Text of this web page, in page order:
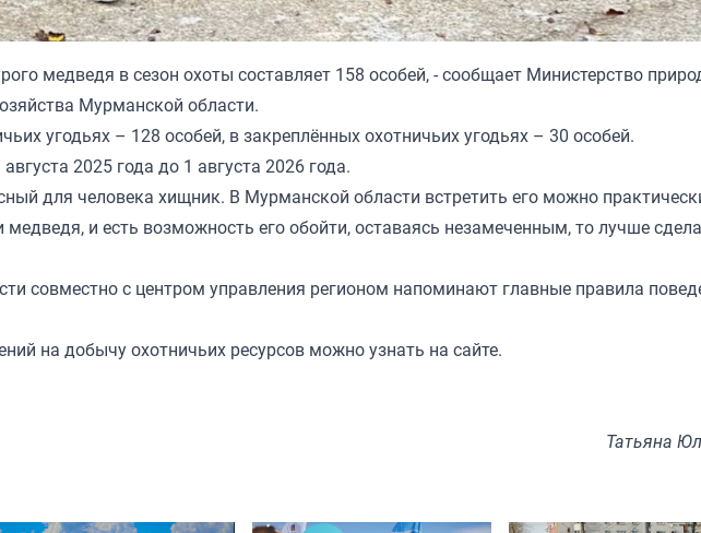
медведя в сезон охоты составляет 158 особей, - сообщает Министерство
Мурманской области.
угодьях – 128 особей, в закреплённых охотничьих угодьях – 30 особей.
2025 года до 1 августа 2026 года.
для человека хищник. В Мурманской области встретить его можно
и есть возможность его обойти, оставаясь незамеченным, то лучше
совместно с центром управления регионом напоминают главные правила
на добычу охотничьих ресурсов можно узнать на сайте.
Татьяна